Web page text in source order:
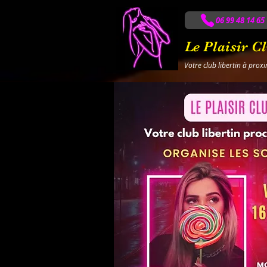
Le Plaisir
Votre club libertin à
06 99 48 14 65